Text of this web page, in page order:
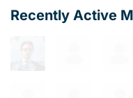
Recently Active